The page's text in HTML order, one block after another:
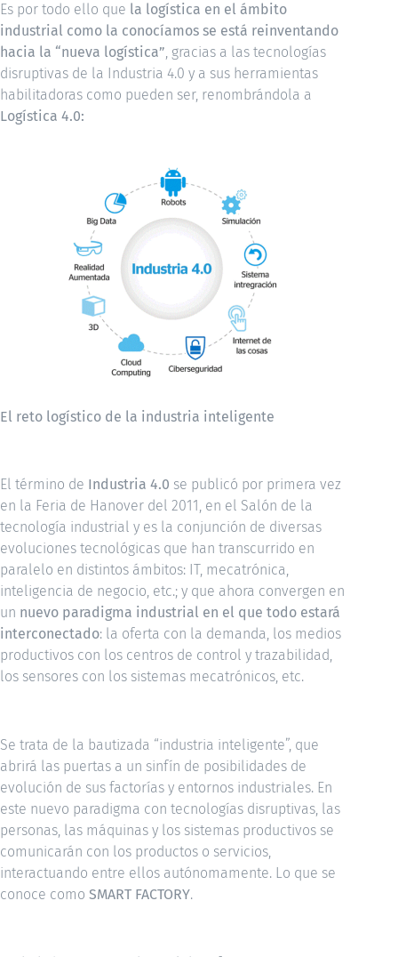
Es por todo ello que la logística en el ámbito
industrial como la conocíamos se está reinventando
hacia la “nueva logística”, gracias a las tecnologías
disruptivas de la Industria 4.0 y a sus herramientas
habilitadoras como pueden ser, renombrándola a
Logística 4.0:
El reto logístico de la industria inteligente
El término de Industria 4.0 se publicó por primera vez
en la Feria de Hanover del 2011, en el Salón de la
tecnología industrial y es la conjunción de diversas
evoluciones tecnológicas que han transcurrido en
paralelo en distintos ámbitos: IT, mecatrónica,
inteligencia de negocio, etc.; y que ahora convergen en
un nuevo paradigma industrial en el que todo estará
interconectado: la oferta con la demanda, los medios
productivos con los centros de control y trazabilidad,
los sensores con los sistemas mecatrónicos, etc.
Se trata de la bautizada “industria inteligente”, que
abrirá las puertas a un sinfín de posibilidades de
evolución de sus factorías y entornos industriales. En
este nuevo paradigma con tecnologías disruptivas, las
personas, las máquinas y los sistemas productivos se
comunicarán con los productos o servicios,
interactuando entre ellos autónomamente. Lo que se
conoce como SMART FACTORY.